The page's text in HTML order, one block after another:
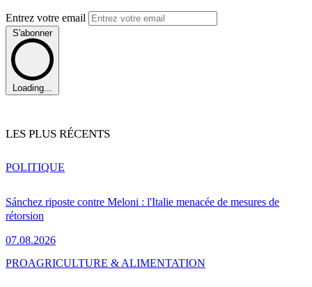
Entrez votre email
S'abonner
Loading...
LES PLUS RÉCENTS
Sánchez riposte contre Meloni : l'Italie menacée de mesures de
rétorsion
07.08.2026
POLITIQUE
PROAGRICULTURE & ALIMENTATION